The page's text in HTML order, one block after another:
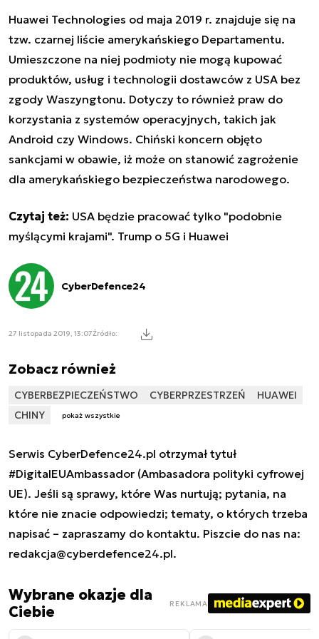
Huawei Technologies od maja 2019 r. znajduje się na
tzw. czarnej liście amerykańskiego Departamentu.
Umieszczone na niej podmioty nie mogą kupować
produktów, usług i technologii dostawców z USA bez
zgody Waszyngtonu. Dotyczy to również praw do
korzystania z systemów operacyjnych, takich jak
Android czy Windows. Chiński koncern objęto
sankcjami w obawie, iż może on stanowić zagrożenie
dla amerykańskiego bezpieczeństwa narodowego.
Czytaj też: USA będzie pracować tylko "podobnie
myślącymi krajami". Trump o 5G i Huawei
CyberDefence24
27 listopada 2019, 13:07Źródło:
Zobacz również
CYBERBEZPIECZEŃSTWO CYBERPRZESTRZEŃ
HUAWEI
CHINY
pokaż wszystkie
Serwis CyberDefence24.pl otrzymał tytuł
#DigitalEUAmbassador (Ambasadora polityki cyfrowej
UE). Jeśli są sprawy, które Was nurtują; pytania, na
które nie znacie odpowiedzi; tematy, o których trzeba
napisać – zapraszamy do kontaktu. Piszcie do nas na:
redakcja@cyberdefence24.pl.
Wybrane okazje dla
Ciebie
REKLAMA